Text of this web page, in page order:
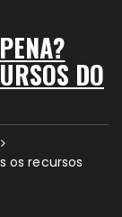
DO
os recursos